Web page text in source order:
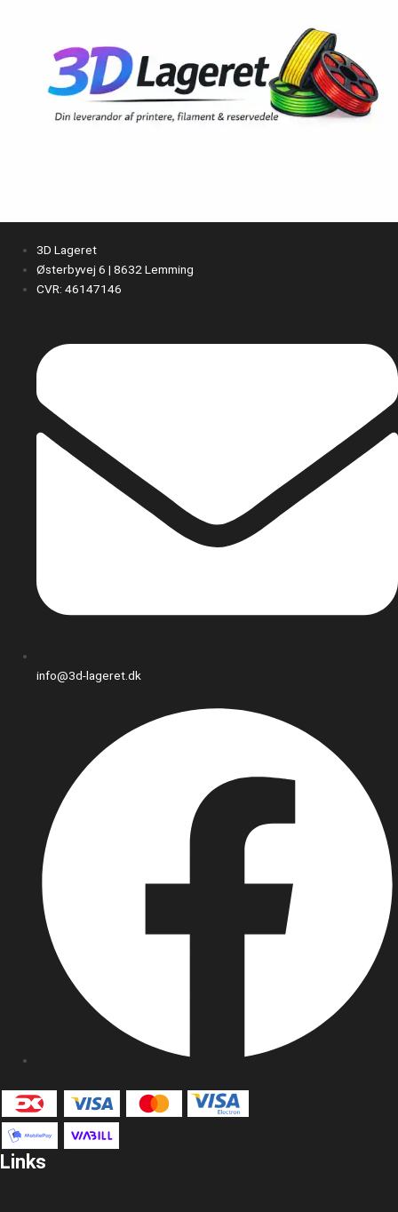
3D Lageret
Østerbyvej 6 | 8632 Lemming
CVR: 46147146
info@3d-lageret.dk
Links